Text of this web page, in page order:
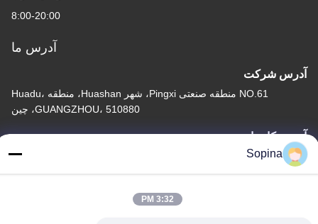
8:00-20:00
آدرس ما
آدرس شرکت
NO.61 منطقه صنعتی Pingxi، شهر Huashan، منطقه Huadu،
GUANGZHOU، 510880، چین
آدرس کارخانه
NO.61 منطقه صنعتی Pingxi، شهر Huashan، منطقه Huadu،
GUANGZHOU، 510880، چین
Sopina
3:32 PM